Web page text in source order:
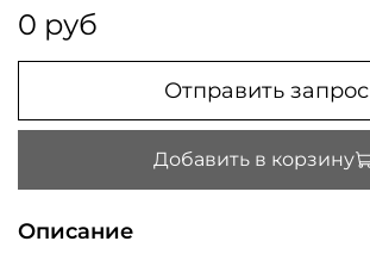
0 руб
Отправить запрос
Добавить в корзину
Описание